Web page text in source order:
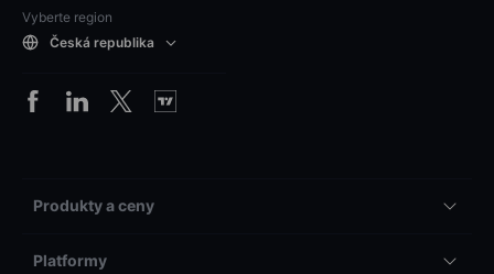
Vyberte region
Česká republika
Produkty a ceny
Platformy